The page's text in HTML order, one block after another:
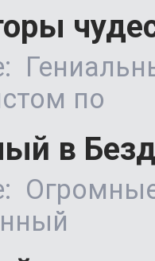
по
в